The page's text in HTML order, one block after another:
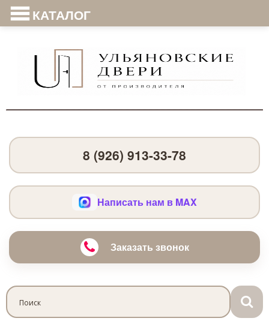
КАТАЛОГ
8 (926) 913-33-78
Написать нам в MAX
Заказать звонок